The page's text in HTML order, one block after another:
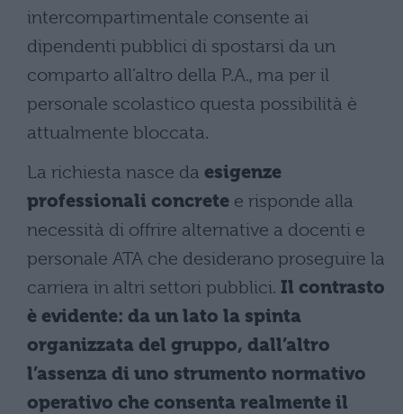
intercompartimentale consente ai
dipendenti pubblici di spostarsi da un
comparto all’altro della P.A., ma per il
personale scolastico questa possibilità è
attualmente bloccata.
La richiesta nasce da esigenze
professionali concrete e risponde alla
necessità di offrire alternative a docenti e
personale ATA che desiderano proseguire la
carriera in altri settori pubblici. Il contrasto
è evidente: da un lato la spinta
organizzata del gruppo, dall’altro
l’assenza di uno strumento normativo
operativo che consenta realmente il